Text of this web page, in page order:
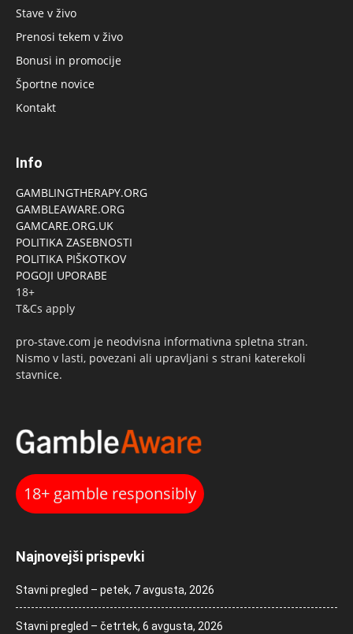
Stave v živo
Prenosi tekem v živo
Bonusi in promocije
Športne novice
Kontakt
Info
GAMBLINGTHERAPY.ORG
GAMBLEAWARE.ORG
GAMCARE.ORG.UK
POLITIKA ZASEBNOSTI
POLITIKA PIŠKOTKOV
POGOJI UPORABE
18+
T&Cs apply
pro-stave.com je neodvisna informativna spletna stran.
Nismo v lasti, povezani ali upravljani s strani katerekoli
stavnice.
18+ gamble responsibly
Najnovejši prispevki
Stavni pregled – petek, 7 avgusta, 2026
Stavni pregled – četrtek, 6 avgusta, 2026